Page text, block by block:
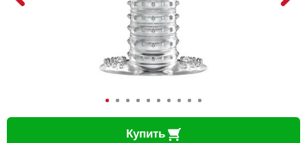
Купить